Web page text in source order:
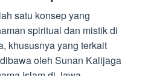
satu konsep yang
spiritual dan mistik di
khususnya yang terkait
oleh Sunan Kalijaga